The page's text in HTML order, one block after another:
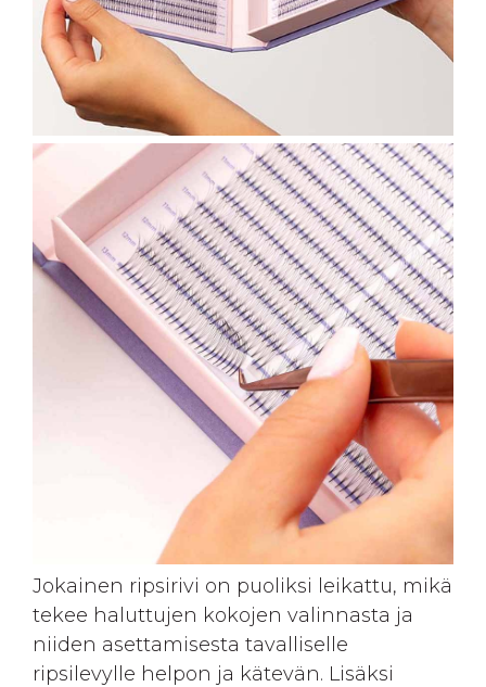
Jokainen ripsirivi on puoliksi leikattu, mikä
tekee haluttujen kokojen valinnasta ja
niiden asettamisesta tavalliselle
ripsilevylle helpon ja kätevän. Lisäksi